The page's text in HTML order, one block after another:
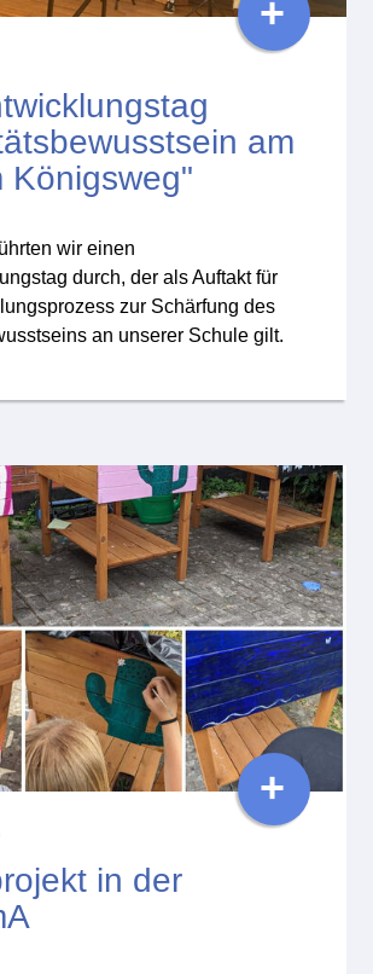
am
Königsweg"
wir einen
durch, der als Auftakt für
zur Schärfung des
an unserer Schule gilt.
+
in der
+